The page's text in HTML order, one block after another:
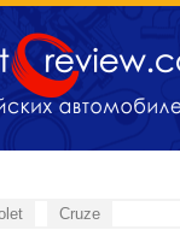
Cruze